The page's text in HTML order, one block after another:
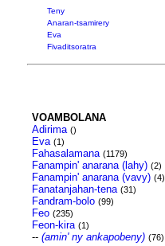
Teny
Anaran-tsamirery
Eva
Fivaditsoratra
VOAMBOLANA
Adirima ()
Eva (1)
Fahasalamana (1179)
Fanampin' anarana (lahy) (2)
Fanampin' anarana (vavy) (4)
Fanatanjahan-tena (31)
Fandram-bolo (99)
Feo (235)
Feon-kira (1)
-- (amin' ny ankapobeny) (76)